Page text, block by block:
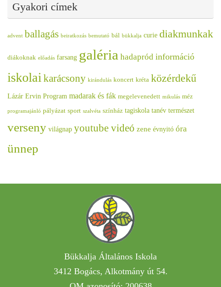
Gyakori címek
advent ballagás beiratkozás bemutató bál bükkalja curie diakmunkak
diákoknak előadás farsang galéria hadapród információ
iskolaikarácsony kirándulás koncert kréta közérdekű
Lázár Ervin Program madarak és fák megelevenedett mikulás méz
programajánló pályázat sport szalvéta színház tagiskola tanév természet
verseny világnap youtube videó zene évnyitó óra
ünnep
Bükkalja Általános Iskola
3412 Bogács, Alkotmány út 54.